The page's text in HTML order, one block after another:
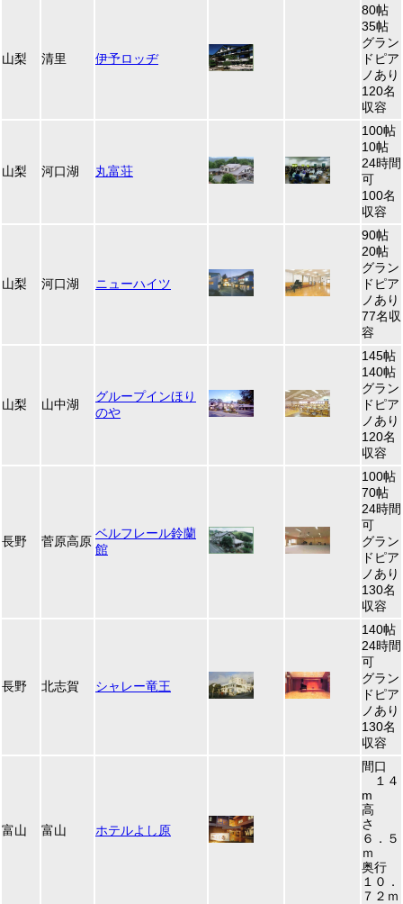
山梨 清里 伊予ロッヂ
80帖
35帖
グラン
ドピア
ノあり
120名
収容
山梨 河口湖 丸富荘
100帖
10帖
24時間
可
100名
収容
山梨 河口湖 ニューハイツ
90帖
20帖
グラン
ドピア
ノあり
77名収
容
山梨 山中湖
グループインほり
のや
145帖
140帖
グラン
ドピア
ノあり
120名
収容
長野 菅原高原
ベルフレール鈴蘭
館
100帖
70帖
24時間
可
グラン
ドピア
ノあり
130名
収容
長野 北志賀 シャレー竜王
140帖
24時間
可
グラン
ドピア
ノあり
130名
収容
富山 富山 ホテルよし原
間口
１４
m
高
さ
６．５
ｍ
奥行
１０．
７２ｍ